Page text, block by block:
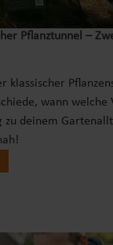
Pflanztunnel –
klassischer
wann welche
zu deinem